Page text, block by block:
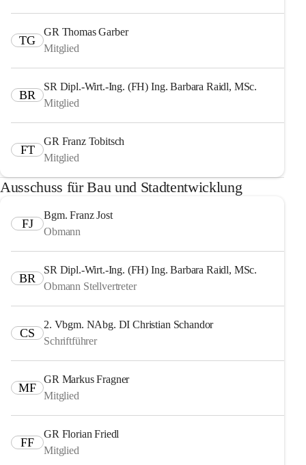
TG
GR Thomas Garber
Mitglied
BR
SR Dipl.-Wirt.-Ing. (FH) Ing. Barbara Raidl, MSc.
Mitglied
FT
GR Franz Tobitsch
Mitglied
Ausschuss für Bau und Stadtentwicklung
FJ
Bgm. Franz Jost
Obmann
BR
SR Dipl.-Wirt.-Ing. (FH) Ing. Barbara Raidl, MSc.
Obmann Stellvertreter
CS
2. Vbgm. NAbg. DI Christian Schandor
Schriftführer
MF
GR Markus Fragner
Mitglied
FF
GR Florian Friedl
Mitglied